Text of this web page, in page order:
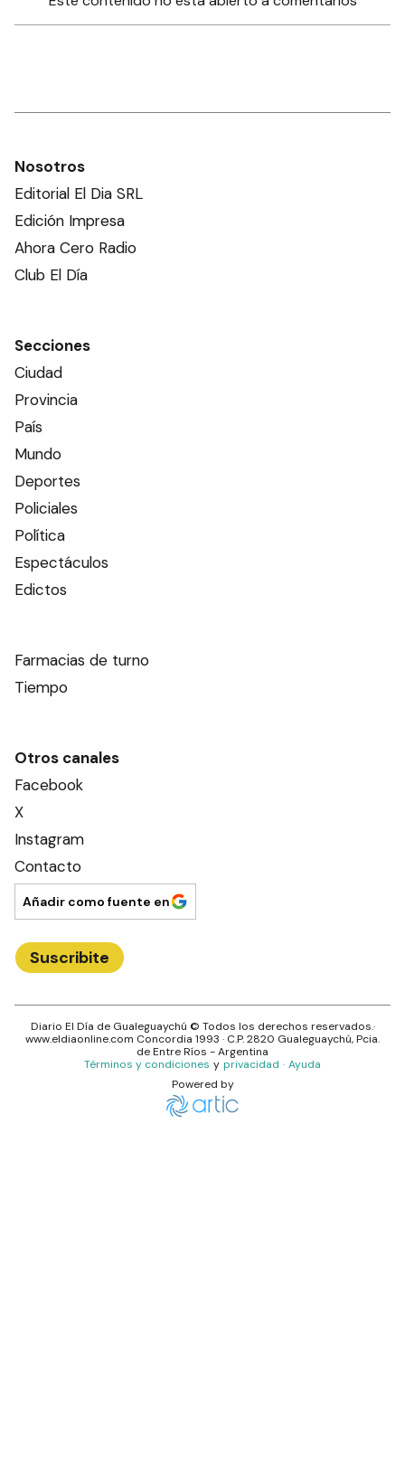
Nosotros
Editorial El Dia SRL
Edición Impresa
Ahora Cero Radio
Club El Día
Secciones
Ciudad
Provincia
País
Mundo
Deportes
Policiales
Política
Espectáculos
Edictos
Farmacias de turno
Tiempo
Otros canales
Facebook
X
Instagram
Contacto
Añadir como fuente en
Suscribite
Diario El Día de Gualeguaychú © Todos los derechos reservados.·
www.eldiaonline.com Concordia 1993 · C.P.2820 Gualeguaychú, Pcia.
deEntre Ríos - Argentina
Términos y condiciones y privacidad · Ayuda
Powered by